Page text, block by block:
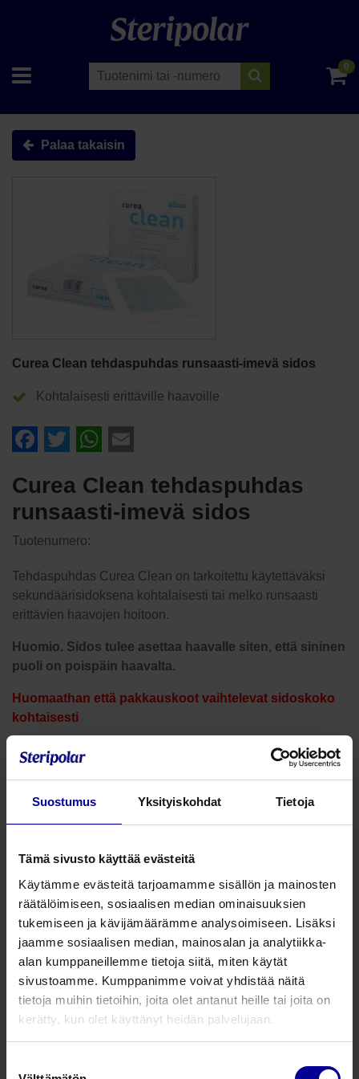
Suostumus Yksityiskohdat Tietoja
Tämä sivusto käyttää evästeitä
Käytämme evästeitä tarjoamamme sisällön ja mainosten
räätälöimiseen, sosiaalisen median ominaisuuksien
tukemiseen ja kävijämäärämme analysoimiseen. Lisäksi
jaamme sosiaalisen median, mainosalan ja analytiikka-
alan kumppaneillemme tietoja siitä, miten käytät
sivustoamme. Kumppanimme voivat yhdistää näitä
tietoja muihin tietoihin, joita olet antanut heille tai joita on
kerätty, kun olet käyttänyt heidän palvelujaan.
0
Palaa takaisin
Curea Clean tehdaspuhdas runsaasti-imevä sidos
Kohtalaisesti erittäville haavoille
Facebook
TwitterWhatsApp
Curea Clean tehdaspuhdas
runsaasti-imevä sidos
Tuotenumero:
Tehdaspuhdas Curea Clean on tarkoitettu käytettäväksi
sekundäärisidoksena kohtalaisesti tai melko runsaasti
erittävien haavojen hoitoon.
Huomio. Sidos tulee asettaa haavalle siten, että sininen
puoli on poispäin haavalta.
Huomaathan että pakkauskoot vaihtelevat sidoskoko
kohtaisesti
curea clean. CE-merkitty lääkinnällinen laite, CE0044.
Valmistaja: curea medical GmbH.
Lue käyttöohje huolellisesti ennen tuotteen käyttöönottoa.
Curea Clean tehdaspuhdas
Tuotenumero: CC100100100
10 x 10 cm
100 kpl
39,47 €